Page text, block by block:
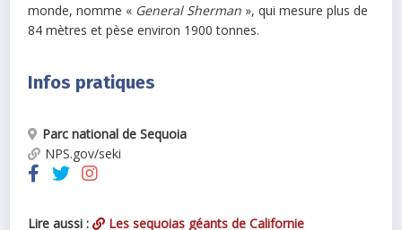
monde, nomme « General Sherman », qui mesure plus de
84 mètres et pèse environ 1900 tonnes.
Infos pratiques
Parc national de Sequoia
NPS.gov/seki
Lire aussi : Les sequoias géants de Californie